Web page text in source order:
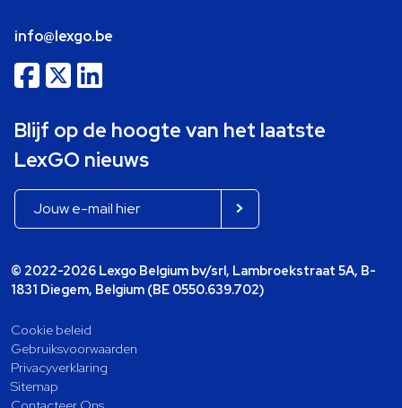
info@lexgo.be
Blijf op de hoogte van het laatste
LexGO nieuws
© 2022-2026 Lexgo Belgium bv/srl, Lambroekstraat 5A, B-
1831 Diegem, Belgium (BE 0550.639.702)
Cookie beleid
Gebruiksvoorwaarden
Privacyverklaring
Sitemap